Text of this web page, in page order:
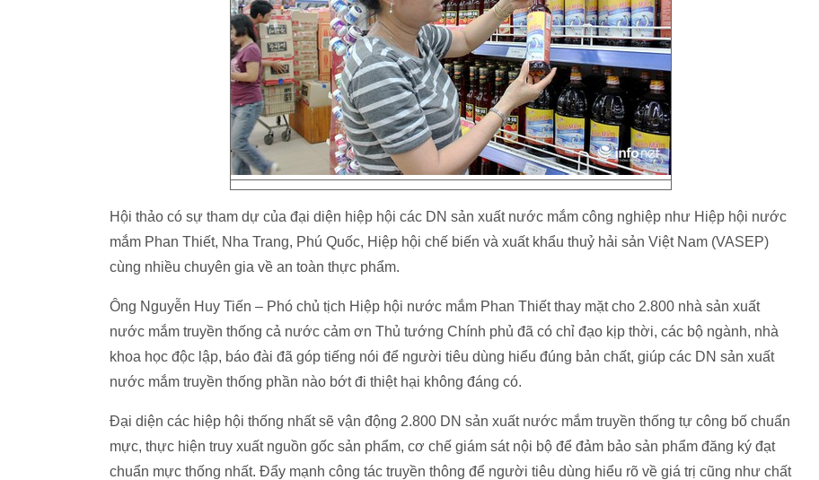
Hội thảo có sự tham dự của đại diện hiệp hội các DN sản xuất nước mắm công nghiệp như Hiệp hội nước
mắm Phan Thiết, Nha Trang, Phú Quốc, Hiệp hội chế biến và xuất khẩu thuỷ hải sản Việt Nam (VASEP)
cùng nhiều chuyên gia về an toàn thực phẩm.
Ông Nguyễn Huy Tiến – Phó chủ tịch Hiệp hội nước mắm Phan Thiết thay mặt cho 2.800 nhà sản xuất
nước mắm truyền thống cả nước cảm ơn Thủ tướng Chính phủ đã có chỉ đạo kịp thời, các bộ ngành, nhà
khoa học độc lập, báo đài đã góp tiếng nói để người tiêu dùng hiểu đúng bản chất, giúp các DN sản xuất
nước mắm truyền thống phần nào bớt đi thiệt hại không đáng có.
Đại diện các hiệp hội thống nhất sẽ vận động 2.800 DN sản xuất nước mắm truyền thống tự công bố chuẩn
mực, thực hiện truy xuất nguồn gốc sản phẩm, cơ chế giám sát nội bộ để đảm bảo sản phẩm đăng ký đạt
chuẩn mực thống nhất. Đẩy mạnh công tác truyền thông để người tiêu dùng hiểu rõ về giá trị cũng như chất